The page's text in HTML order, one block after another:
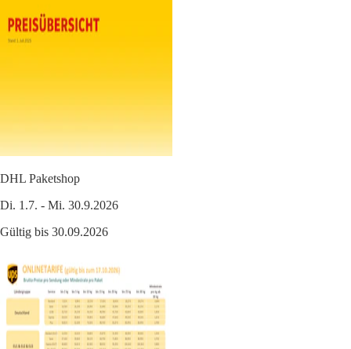
DHL Paketshop
Di. 1.7. - Mi. 30.9.2026
Gültig bis 30.09.2026